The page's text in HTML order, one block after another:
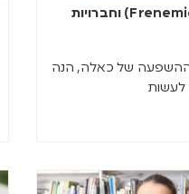
חברים שליליים (Frenemies) וחברויות
של כאלה, הנה